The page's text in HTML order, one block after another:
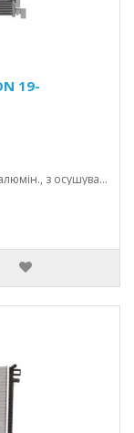
19-
Примітка: з/без конд.; акпп/мкпп; 679x431x12; алюмін., з осушувачем; (electric)